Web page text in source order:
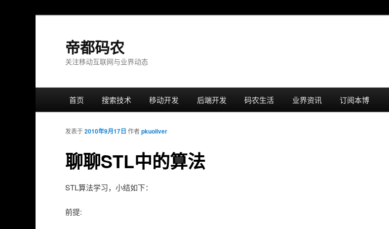
帝都码农
关注移动互联网与业界动态
跳
正
首页 搜索技术 移动开发 后端开发 码农生活 业界资讯 订阅本博
聊聊STL中的算法
发表于2010年9月17日 作者pkuoliver
STL算法学习，小结如下：
前提: